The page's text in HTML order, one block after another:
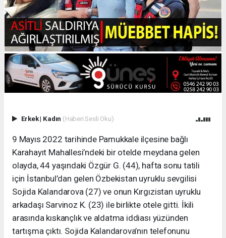
Erkek| Kadın (Haberi Sesli Oku)
9 Mayıs 2022 tarihinde Pamukkale ilçesine bağlı
Karahayıt Mahallesi’ndeki bir otelde meydana gelen
olayda, 44 yaşındaki Özgür G. (44), hafta sonu tatili
için İstanbul’dan gelen Özbekistan uyruklu sevgilisi
Sojida Kalandarova (27) ve onun Kırgızistan uyruklu
arkadaşı Sarvinoz K. (23) ile birlikte otele gitti. İkili
arasında kıskançlık ve aldatma iddiası yüzünden
tartışma çıktı. Sojida Kalandarova’nın telefonunu